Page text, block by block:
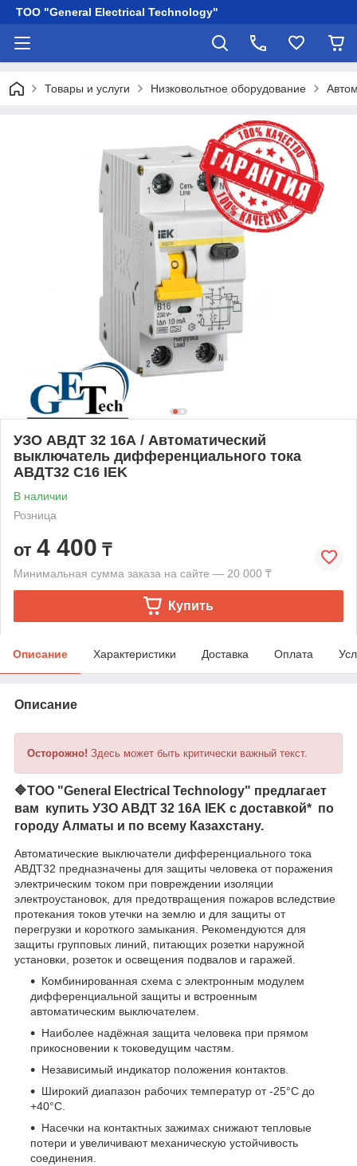
ТОО "General Electrical Technology"
Товары и услуги Низковольтное оборудование
УЗО АВДТ 32 16А / Автоматический
выключатель дифференциального тока
АВДТ32 C16 IEK
В наличии
Розница
от 4 400 ₸
Минимальная сумма заказа на сайте — 20 000 ₸
Купить
Описание Характеристики Доставка Оплата
Описание
Осторожно! Здесь может быть критически важный текст.
🔷ТОО "General Electrical Technology" предлагает
вам купить УЗО АВДТ 32 16А IEK с доставкой* по
городу Алматы и по всему Казахстану.
Автоматические выключатели дифференциального тока
АВДТ32 предназначены для защиты человека от поражения
электрическим током при повреждении изоляции
электроустановок, для предотвращения пожаров вследствие
протекания токов утечки на землю и для защиты от
перегрузки и короткого замыкания. Рекомендуются для
защиты групповых линий, питающих розетки наружной
установки, розеток и освещения подвалов и гаражей.
Комбинированная схема с электронным модулем
дифференциальной защиты и встроенным
автоматическим выключателем.
Наиболее надёжная защита человека при прямом
прикосновении к токоведущим частям.
Независимый индикатор положения контактов.
Широкий диапазон рабочих температур от -25°С до
+40°С.
Насечки на контактных зажимах снижают тепловые
потери и увеличивают механическую устойчивость
соединения.